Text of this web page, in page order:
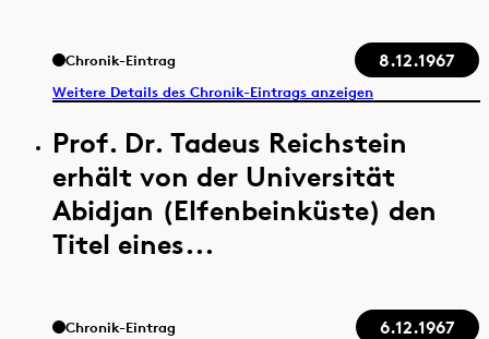
Chronik-Eintrag 8.12.1967
Weitere Details des Chronik-Eintrags anzeigen
Prof. Dr. Tadeus Reichstein
erhält von der Universität
Abidjan (Elfenbeinküste) den
Titel eines...
Chronik-Eintrag 6.12.1967